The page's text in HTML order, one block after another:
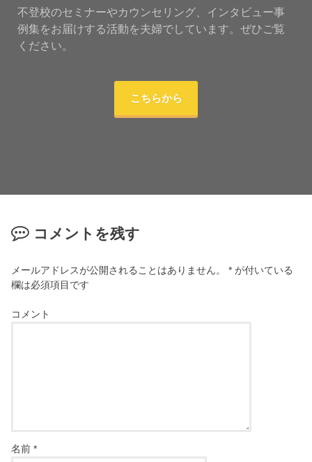
不登校のセミナーやカウンセリング、インタビュー事
例集をお届けする活動を夫婦でしています。ぜひご覧
ください。
こちらから
コメントを残す
メールアドレスが公開されることはありません。 * が付いている
欄は必須項目です
コメント
名前*